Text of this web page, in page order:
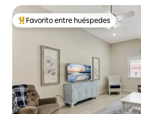
De los mejores en Favorito entre
Favorito entre huéspedes